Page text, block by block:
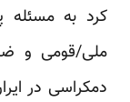
کرد به مسئله
ملی/قومی و
دمکراسی در